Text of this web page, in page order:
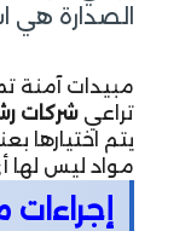
الصدارة هي
مبيدات آمنة
تراعيشركات
يتم اختيارها
مواد ليس لها